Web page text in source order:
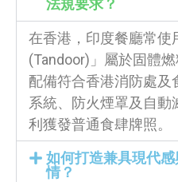
法規要求？
在香港，印度餐廳常使
(Tandoor)」屬於固體
配備符合香港消防處及
系統、防火煙罩及自動
利獲發普通食肆牌照。
如何打造兼具現代
情？